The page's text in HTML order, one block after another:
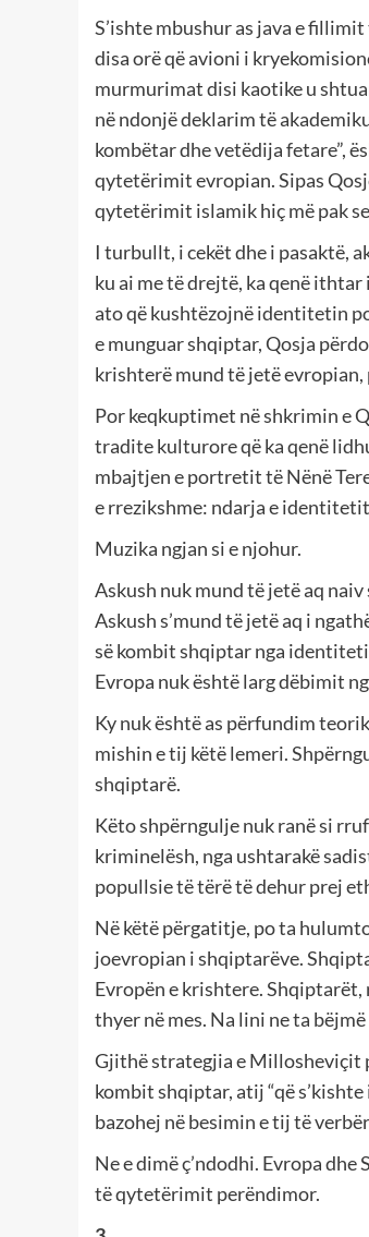
S’ishte mbushur as java e
disa orë që avioni i
murmurimat disi kaotike u
në ndonjë deklarim të
kombëtar dhe vetëdija fetare”,
qytetërimit evropian. Sipas
qytetërimit islamik hiç më pak
I turbullt, i cekët dhe i pasaktë,
ku ai me të drejtë, ka qenë
ato që kushtëzojnë identitetin
e munguar shqiptar, Qosja
krishterë mund të jetë
Por keqkuptimet në shkrimin e
tradite kulturore që ka qenë
mbajtjen e portretit të Nënë
e rrezikshme: ndarja e
Muzika ngjan si e njohur.
Askush nuk mund të jetë aq
Askush s’mund të jetë aq i
së kombit shqiptar nga
Evropa nuk është larg dëbimit
Ky nuk është as përfundim
mishin e tij këtë lemeri.
shqiptarë.
Këto shpërngulje nuk ranë si
kriminelësh, nga ushtarakë
popullsie të tërë të dehur prej
Në këtë përgatitje, po ta
joevropian i shqiptarëve.
Evropën e krishtere.
thyer në mes. Na lini ne ta
Gjithë strategjia e Millosheviçit
kombit shqiptar, atij “që
bazohej në besimin e tij të
Ne e dimë ç’ndodhi. Evropa
të qytetërimit perëndimor.